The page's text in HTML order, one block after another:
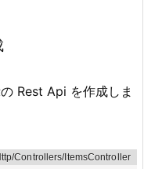
Rest Api を作成しま